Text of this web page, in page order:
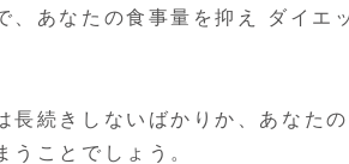
、あなたの食事量を抑え ダイエ
長続きしないばかりか、あなた
うことでしょう。